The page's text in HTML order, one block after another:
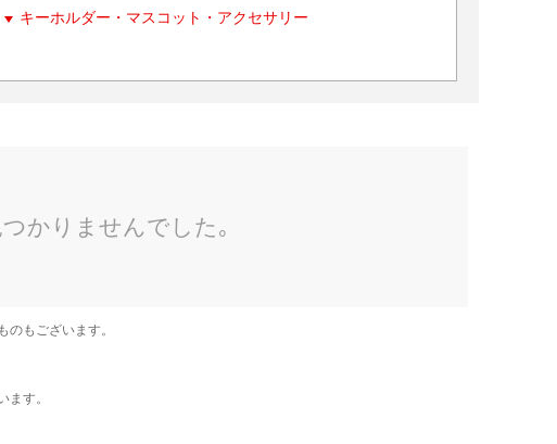
キーホルダー・マスコット・アクセサリー